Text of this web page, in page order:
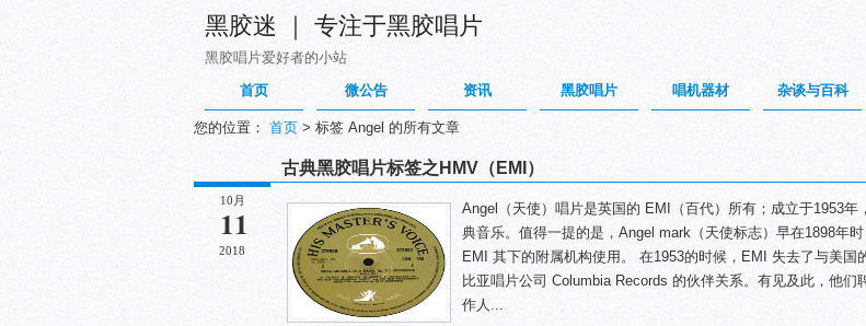
黑胶迷 ｜ 专注于黑胶唱片
黑胶唱片爱好者的小站
首页 微公告 资讯 黑胶唱片 唱机器材 杂谈与百科
您的位置： 首页 > 标签 Angel 的所有文章
10月
11
2018
古典黑胶唱片标签之HMV（EMI）
Angel（天使）唱片是英国的 EMI（百代）所有；成立于1953年
典音乐。值得一提的是，Angel mark（天使标志）早在1898年
EMI 其下的附属机构使用。 在1953的时候，EMI 失去了与美国
比亚唱片公司 Columbia Records 的伙伴关系。有见及此，他们
作人...